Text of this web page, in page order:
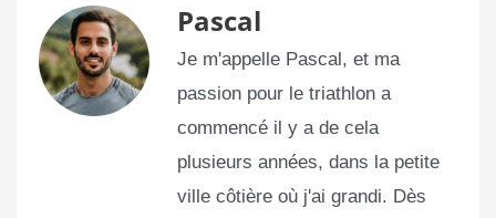
Pascal
Je m'appelle Pascal, et ma
passion pour le triathlon a
commencé il y a de cela
plusieurs années, dans la petite
ville côtière où j'ai grandi. Dès